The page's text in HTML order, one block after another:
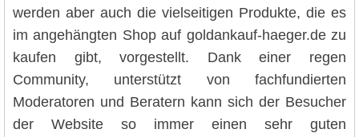
werden aber auch die vielseitigen Produkte, die es
im angehängten Shop auf goldankauf-haeger.de zu
kaufen gibt, vorgestellt. Dank einer regen
Community, unterstützt von fachfundierten
Moderatoren und Beratern kann sich der Besucher
der Website so immer einen sehr guten